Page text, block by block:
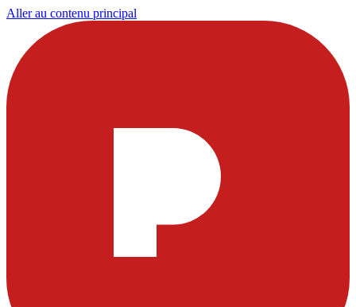
Aller au contenu principal